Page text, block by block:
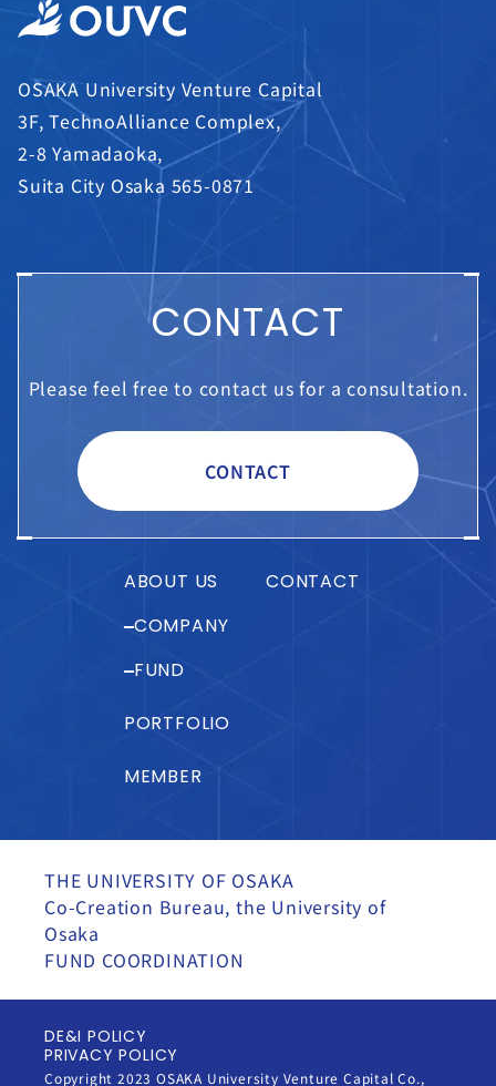
OSAKA University Venture Capital
3F, TechnoAlliance Complex,
2-8 Yamadaoka,
Suita City Osaka 565-0871
CONTACT
Please feel free to contact us for a consultation.
CONTACT
ABOUT US
COMPANY
FUND
PORTFOLIO
MEMBER
CONTACT
THE UNIVERSITY OF OSAKA
Co-Creation Bureau, the University of
Osaka
FUND COORDINATION
Copyright 2023 OSAKA University Venture Capital Co.,
PRIVACY POLICY
DE&I POLICY